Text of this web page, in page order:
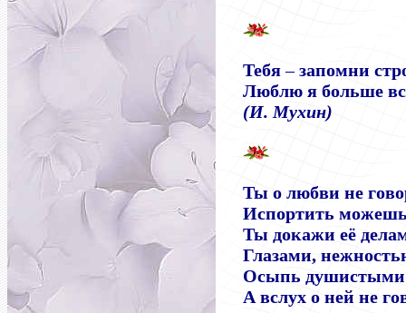
Тебя–запомни
Люблю я больше
(И. Мухин)
Ты о любви не
Испортить
Ты докажи её
Глазами,
Осыпь душистыми
А вслух о ней не